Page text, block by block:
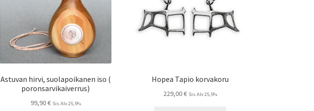
Astuvan hirvi, suolapoikanen iso (
poronsarvikaiverrus)
99,90€ Sis.Alv 25,5%
Hopea Tapio korvakoru
229,00€ Sis.Alv 25,5%